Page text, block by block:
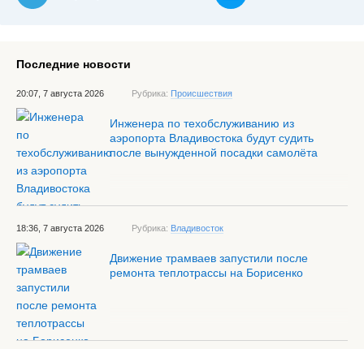
Последние новости
20:07, 7 августа 2026 Рубрика: Происшествия
Инженера по техобслуживанию из
аэропорта Владивостока будут судить
после вынужденной посадки самолёта
18:36, 7 августа 2026 Рубрика: Владивосток
Движение трамваев запустили после
ремонта теплотрассы на Борисенко